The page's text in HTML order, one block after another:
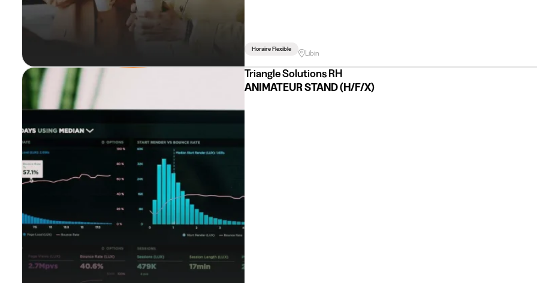
Horaire Flexible Libin
Triangle Solutions RH
ANIMATEUR STAND (H/F/X)